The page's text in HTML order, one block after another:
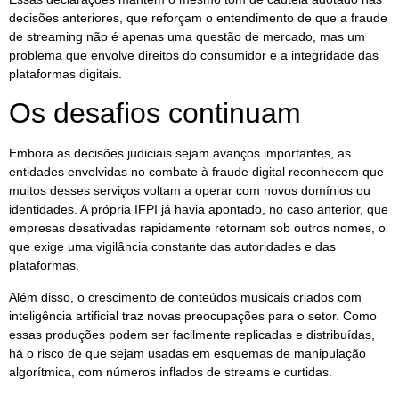
decisões anteriores, que reforçam o entendimento de que a fraude
de streaming não é apenas uma questão de mercado, mas um
problema que envolve direitos do consumidor e a integridade das
plataformas digitais.
Os desafios continuam
Embora as decisões judiciais sejam avanços importantes, as
entidades envolvidas no combate à fraude digital reconhecem que
muitos desses serviços voltam a operar com novos domínios ou
identidades. A própria IFPI já havia apontado, no caso anterior, que
empresas desativadas rapidamente retornam sob outros nomes, o
que exige uma vigilância constante das autoridades e das
plataformas.
Além disso, o crescimento de conteúdos musicais criados com
inteligência artificial traz novas preocupações para o setor. Como
essas produções podem ser facilmente replicadas e distribuídas,
há o risco de que sejam usadas em esquemas de manipulação
algorítmica, com números inflados de streams e curtidas.